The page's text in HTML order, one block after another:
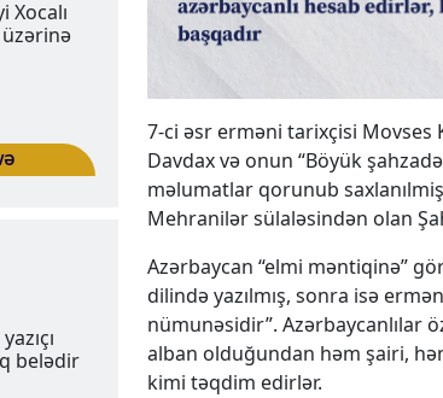
etdiyi Xocalı
üzərinə
7-ci əsr erməni tarixçisi Movses
Davdax və onun “Böyük
məlumatlar qorunub
Mehranilər sülaləsindən olan
Azərbaycan “elmi məntiqinə”
dilində yazılmış, sonra isə
nümunəsidir”. Azərbaycanlılar
alban olduğundan həm şairi,
kimi təqdim edirlər.